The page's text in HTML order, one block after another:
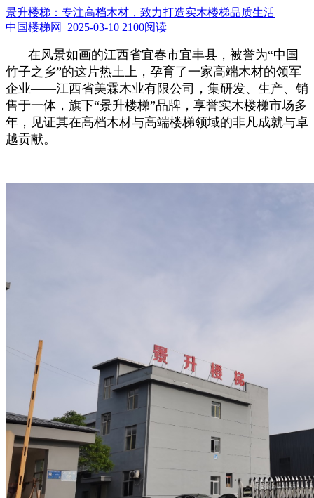
景升楼梯：专注高档木材，致力打造实木楼梯品质生活
中国楼梯网 2025-03-10 2100阅读
在风景如画的江西省宜春市宜丰县，被誉为“中国
竹子之乡”的这片热土上，孕育了一家高端木材的领军
企业——江西省美霖木业有限公司，集研发、生产、销
售于一体，旗下“景升楼梯”品牌，享誉实木楼梯市场多
年，见证其在高档木材与高端楼梯领域的非凡成就与卓
越贡献。